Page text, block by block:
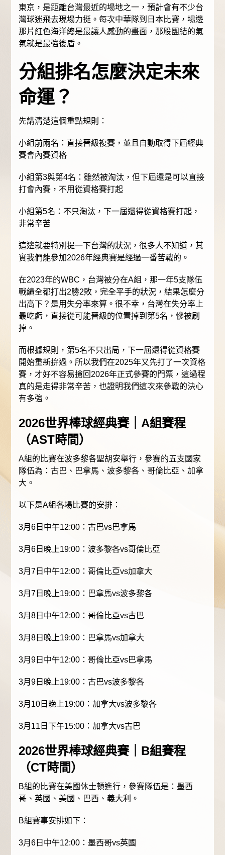
東京，是距離台灣最近的場地之一，預計會有不少台
灣球迷飛去現場力挺。每次中華隊到日本比賽，場邊
那片紅色海洋總是最讓人感動的畫面，那股團結的氣
氛就是最強後盾。
分組排名怎麼決定未來
命運？
先講清楚這個重點規則：
小組前兩名：直接晉級複賽，並且自動取得下屆經典
賽會內賽資格
小組第3與第4名：雖然被淘汰，但下屆還是可以直接
打會內賽，不用從資格賽打起
小組第5名：不只淘汰，下一屆還得從資格賽打起，
非常辛苦
這邊就要特別提一下台灣的狀況，很多人不知道，其
實我們能參加2026年經典賽是經過一番苦戰的。
在2023年的WBC，台灣被分在A組，那一年5支隊伍
戰績全都打出2勝2敗，完全平手的狀況，結果怎麼分
出高下？是用失分率來算。很不幸，台灣在失分率上
最吃虧，直接從可能晉級的位置掉到第5名，慘被刷
掉。
而根據規則，第5名不只出局，下一屆還得從資格賽
開始重新拚過。所以我們在2025年又先打了一次資格
賽，才好不容易搶回2026年正式參賽的門票，這過程
真的是走得非常辛苦，也證明我們這次來參戰的決心
有多強。
2026世界棒球經典賽｜A組賽程
（AST時間）
A組的比賽在波多黎各聖胡安舉行，參賽的五支國家
隊伍為：古巴、巴拿馬、波多黎各、哥倫比亞、加拿
大。
以下是A組各場比賽的安排：
3月6日中午12:00：古巴vs巴拿馬
3月6日晚上19:00：波多黎各vs哥倫比亞
3月7日中午12:00：哥倫比亞vs加拿大
3月7日晚上19:00：巴拿馬vs波多黎各
3月8日中午12:00：哥倫比亞vs古巴
3月8日晚上19:00：巴拿馬vs加拿大
3月9日中午12:00：哥倫比亞vs巴拿馬
3月9日晚上19:00：古巴vs波多黎各
3月10日晚上19:00：加拿大vs波多黎各
3月11日下午15:00：加拿大vs古巴
2026世界棒球經典賽｜B組賽程
（CT時間）
B組的比賽在美國休士頓進行，參賽隊伍是：墨西
哥、英國、美國、巴西、義大利。
B組賽事安排如下：
3月6日中午12:00：墨西哥vs英國